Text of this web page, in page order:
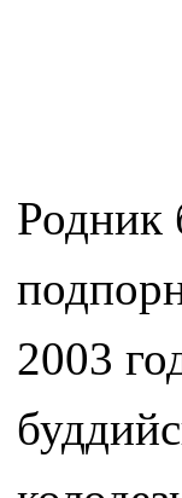
Родник
2003